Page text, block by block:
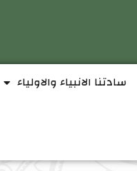
سادتنا الانبياء والاولياء